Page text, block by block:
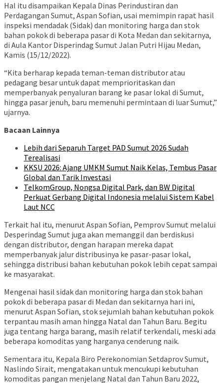
Hal itu disampaikan Kepala Dinas Perindustiran dan
Perdagangan Sumut, Aspan Sofian, usai memimpin rapat hasil
inspeksi mendadak (Sidak) dan monitoring harga dan stok
bahan pokok di beberapa pasar di Kota Medan dan sekitarnya,
di Aula Kantor Disperindag Sumut Jalan Putri Hijau Medan,
Kamis (15/12/2022).
“Kita berharap kepada teman-teman distributor atau
pedagang besar untuk dapat memprioritaskan dan
memperbanyak penyaluran barang ke pasar lokal di Sumut,
hingga pasar jenuh, baru memenuhi permintaan di luar Sumut,”
ujarnya.
Bacaan Lainnya
Lebih dari Separuh Target PAD Sumut 2026 Sudah
Terealisasi
KKSU 2026: Ajang UMKM Sumut Naik Kelas, Tembus Pasar
Global dan Tarik Investasi
TelkomGroup, Nongsa Digital Park, dan BW Digital
Perkuat Gerbang Digital Indonesia melalui Sistem Kabel
Laut NCC
Terkait hal itu, menurut Aspan Sofian, Pemprov Sumut melalui
Desperindag Sumut juga akan memanggil dan berdiskusi
dengan distributor, dengan harapan mereka dapat
memperbanyak jalur distribusinya ke pasar-pasar lokal,
sehingga distribusi bahan kebutuhan pokok lebih cepat sampai
ke masyarakat.
Mengenai hasil sidak dan monitoring harga dan stok bahan
pokok di beberapa pasar di Medan dan sekitarnya hari ini,
menurut Aspan Sofian, stok sejumlah bahan kebutuhan pokok
terpantau masih aman hingga Natal dan Tahun Baru. Begitu
juga tentang harga barang, masih relatif terkendali, meski ada
beberapa komoditas yang harganya cenderung naik.
Sementara itu, Kepala Biro Perekonomian Setdaprov Sumut,
Naslindo Sirait, mengatakan untuk mencukupi kebutuhan
komoditas pangan menjelang Natal dan Tahun Baru 2022,